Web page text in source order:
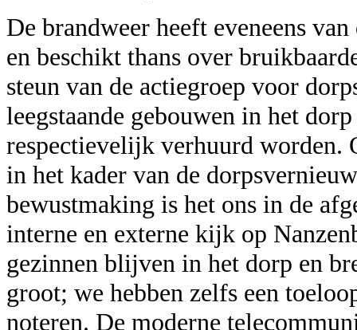
De brandweer heeft eveneens
en beschikt thans over
steun van de actiegroep voor
leegstaande gebouwen in het
respectievelijk verhuurd worden.
in het kader van de
bewustmaking is het ons in de
interne en externe kijk op
gezinnen blijven in het dorp en
groot; we hebben zelfs een
noteren. De moderne